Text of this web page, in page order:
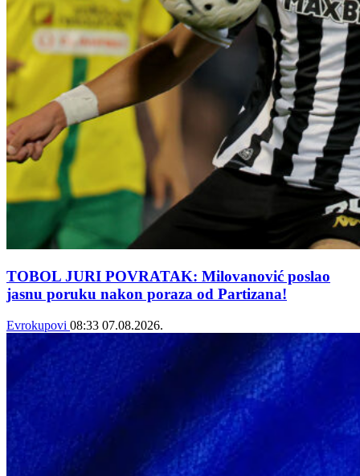
TOBOL JURI POVRATAK: Milovanović poslao
jasnu poruku nakon poraza od Partizana!
Evrokupovi 08:33 07.08.2026.